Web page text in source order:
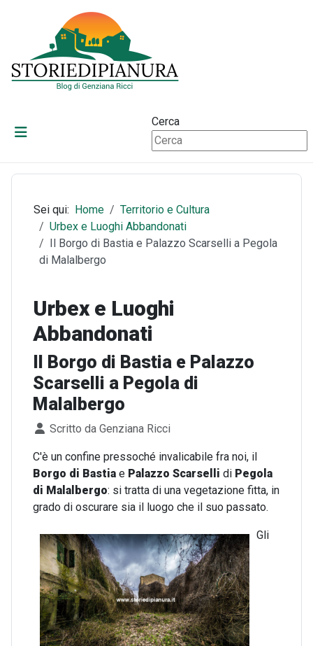
Cerca
Sei qui: Home
Territorio e Cultura
Urbex e Luoghi Abbandonati
Il Borgo di Bastia e Palazzo Scarselli a Pegola
di Malalbergo
Urbex e Luoghi
Abbandonati
Il Borgo di Bastia e Palazzo
Scarselli a Pegola di
Malalbergo
Dettagli
Scritto da Genziana Ricci
C'è un confine pressoché invalicabile fra noi, il
Borgo di Bastia e Palazzo Scarselli di Pegola
di Malalbergo: si tratta di una vegetazione fitta, in
grado di oscurare sia il luogo che il suo passato.
Gli